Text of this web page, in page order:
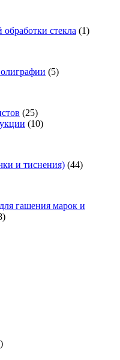
стекла (1)
(5)
(25)
(10)
и тиснения) (44)
гашения марок и